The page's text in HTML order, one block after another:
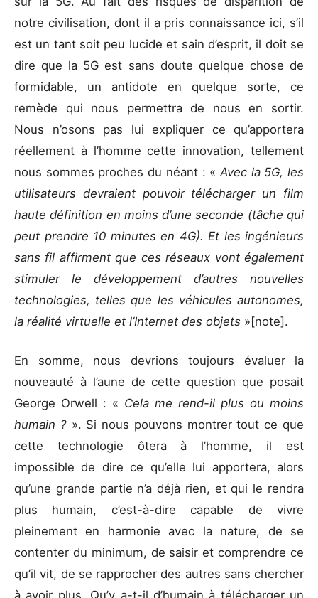
notre civilisation, dont il a pris connaissance ici, s’il
est un tant soit peu lucide et sain d’esprit, il doit se
dire que la 5G est sans doute quelque chose de
formidable, un antidote en quelque sorte, ce
remède qui nous permettra de nous en sortir.
Nous n’osons pas lui expliquer ce qu’apportera
réellement à l’homme cette innovation, tellement
nous sommes proches du néant : « Avec la 5G, les
utilisateurs devraient pouvoir télécharger un film
haute définition en moins d’une seconde (tâche qui
peut prendre 10 minutes en 4G). Et les ingénieurs
sans fil affirment que ces réseaux vont également
stimuler le développement d’autres nouvelles
technologies, telles que les véhicules autonomes,
la réalité virtuelle et l’Internet des objets »[note].
En somme, nous devrions toujours évaluer la
nouveauté à l’aune de cette question que posait
George Orwell : « Cela me rend-il plus ou moins
humain ?». Si nous pouvons montrer tout ce que
cette technologie ôtera à l’homme, il est
impossible de dire ce qu’elle lui apportera, alors
qu’une grande partie n’a déjà rien, et qui le rendra
plus humain, c’est-à-dire capable de vivre
pleinement en harmonie avec la nature, de se
contenter du minimum, de saisir et comprendre ce
qu’il vit, de se rapprocher des autres sans chercher